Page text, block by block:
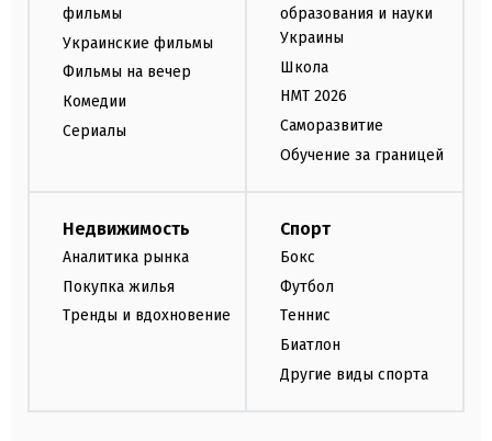
фильмы
Украинские фильмы
Фильмы на вечер
Комедии
Сериалы
образования и науки
Украины
Школа
НМТ 2026
Саморазвитие
Обучение за границей
Недвижимость
Аналитика рынка
Покупка жилья
Тренды и вдохновение
Спорт
Бокс
Футбол
Теннис
Биатлон
Другие виды спорта